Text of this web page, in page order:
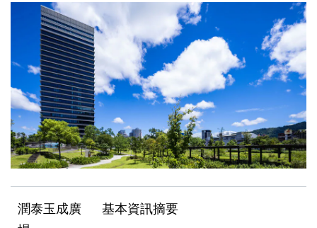
潤泰玉成廣
基本資訊摘要